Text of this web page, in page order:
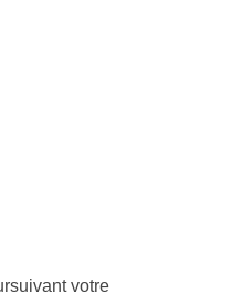
votre